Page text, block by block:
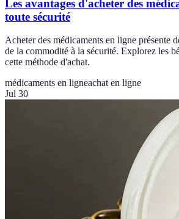
Les avantages d'acheter des
toute sécurité
Acheter des médicaments en ligne présente
de la commodité à la sécurité. Explorez les
cette méthode d'achat.
médicaments en ligneachat en ligne
Jul 30